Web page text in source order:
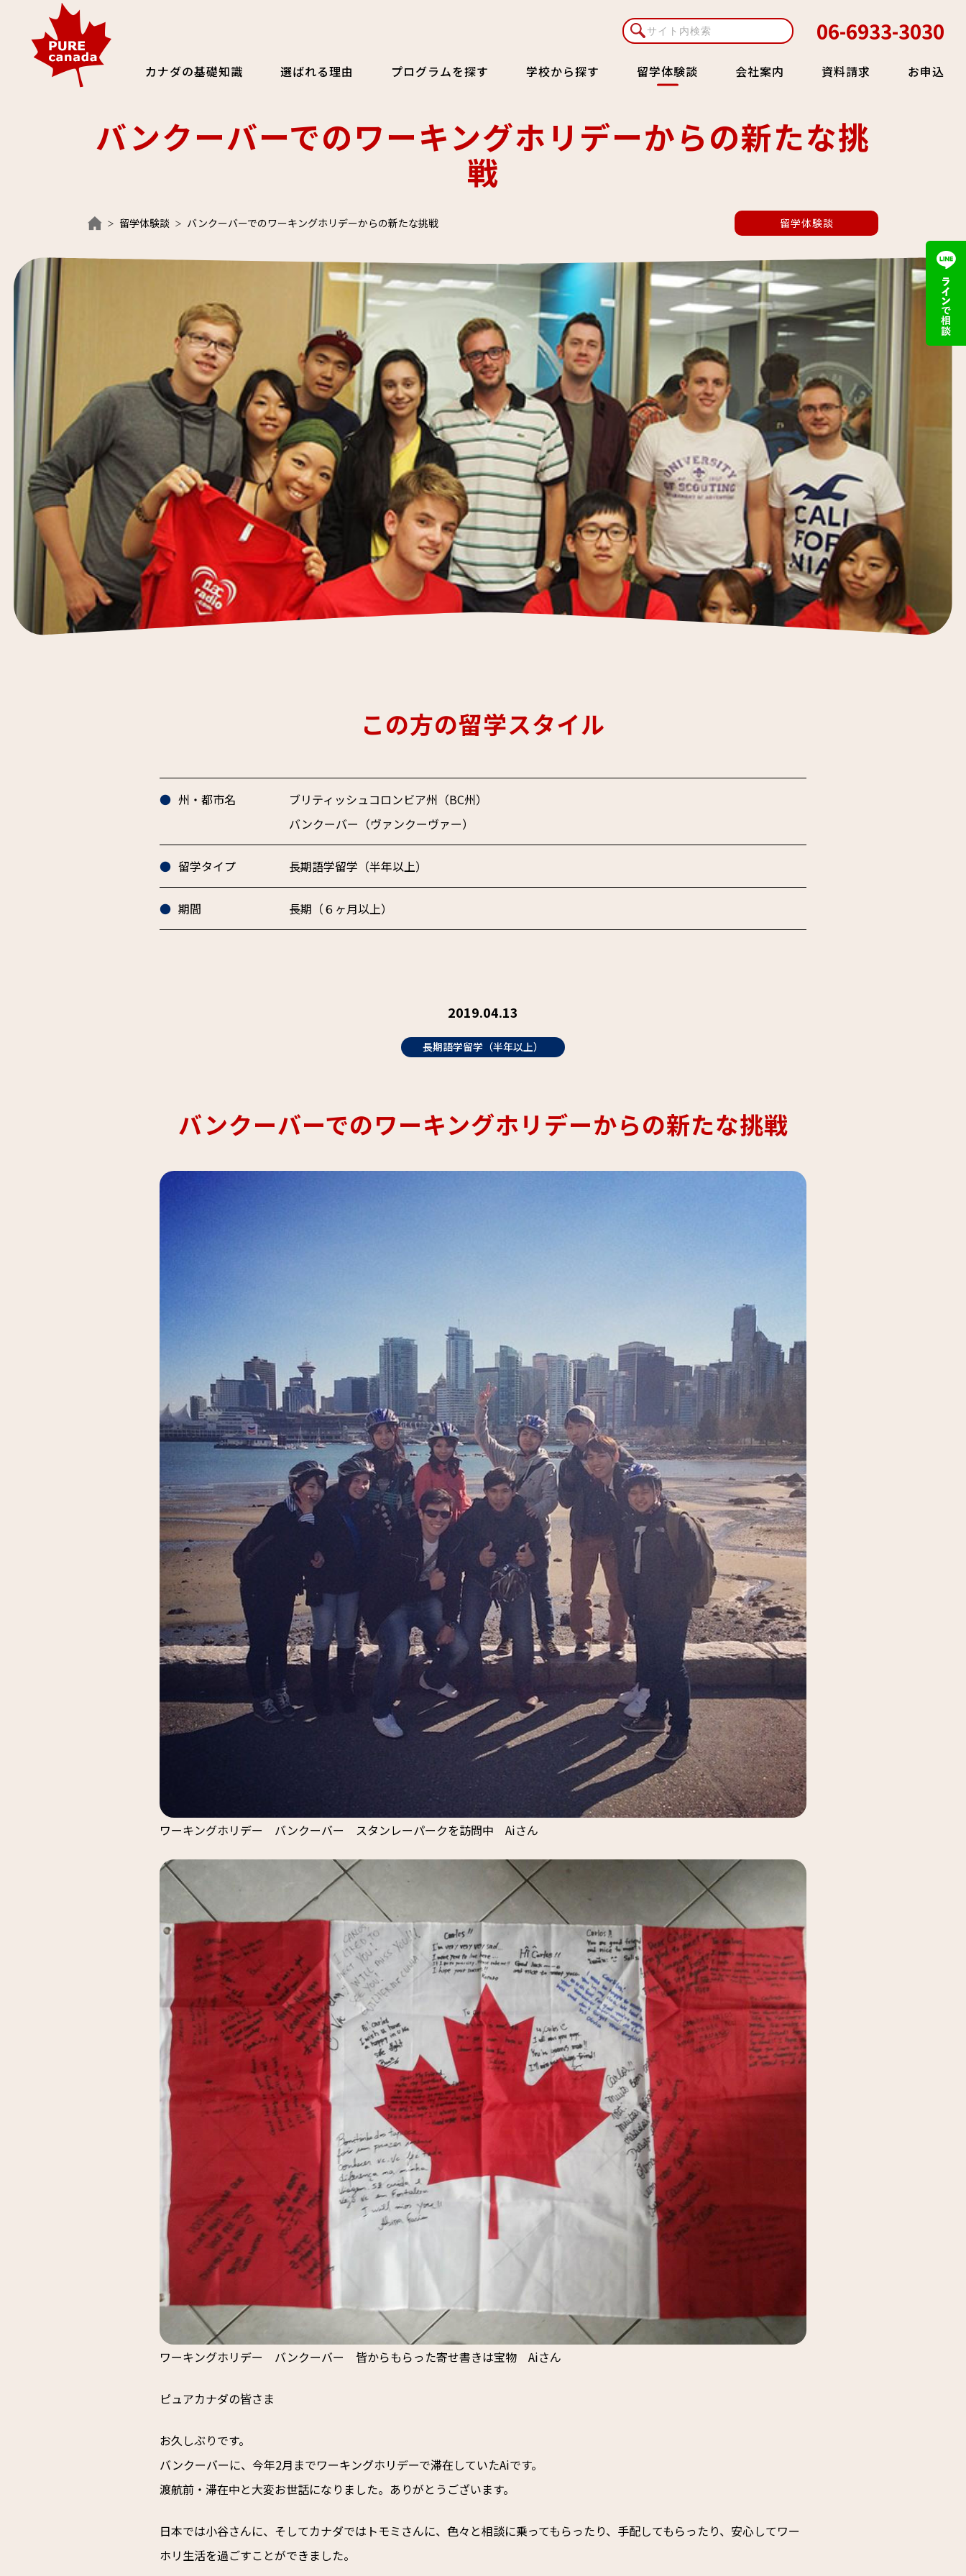
06-6933-3030
カナダの基礎知識 選ばれる理由 プログラムを探す
学校から探す
会社案内 資料請求 お申込
バンクーバーでのワーキングホリデーからの新たな挑
戦
留学体験談 バンクーバーでのワーキングホリデーからの新たな挑戦 留学体験談
この方の留学スタイル
州・都市名
ブリティッシュコロンビア州（BC州）
バンクーバー（ヴァンクーヴァー）
留学タイプ 長期語学留学（半年以上）
期間 長期（６ヶ月以上）
2019.04.13
長期語学留学（半年以上）
バンクーバーでのワーキングホリデーからの新たな挑戦
ワーキングホリデー バンクーバー スタンレーパークを訪問中 Aiさん
ワーキングホリデー バンクーバー 皆からもらった寄せ書きは宝物 Aiさん
ピュアカナダの皆さま
お久しぶりです。
バンクーバーに、今年2月までワーキングホリデーで滞在していたAiです。
渡航前・滞在中と大変お世話になりました。ありがとうございます。
日本では小谷さんに、そしてカナダではトモミさんに、色々と相談に乗ってもらったり、手配してもらったり、安心してワー
ホリ生活を過ごすことができました。